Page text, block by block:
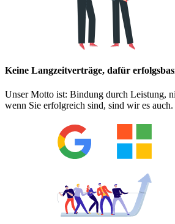
Keine Langzeitverträge, dafür
Unser Motto ist: Bindung durch Leistung,
wenn Sie erfolgreich sind, sind wir es auch.